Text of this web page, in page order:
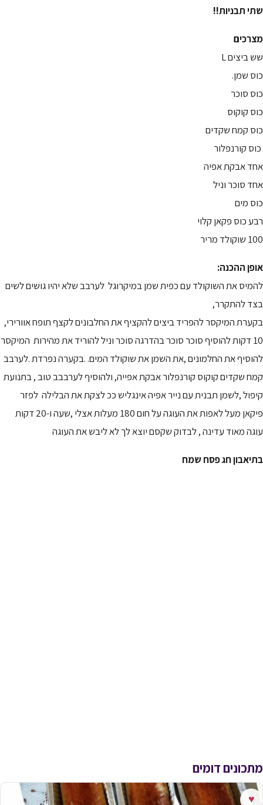
שתי תבניות!!
מצרכים
שש ביצים L
‏כוס שמן.
‏כוס סוכר
‏כוס קוקוס
‏כוס קמח שקדים
‏ ‏כוס ‏קורנפלור
‏אחד אבקת אפיה
‏אחד סוכר וניל
‏כוס מים
‏רבע כוס פקאן קלוי
100 ‏שוקולד מריר
‏אופן ההכנה:
‏להמיס את השוקולד‏ ‏עם כפית שמן‏ במיקרוגל ‏ לערבב‏ שלא יהיו גושים לשים
בצד ‏להתקרר,
‏בקערת המיקסר ‏להפריד ביצים להקציף את החלבונים ‏לקצף ‏תופח אוורירי,
‏10 דקות להוסיף סוכר סוכר ‏בהדרגה סוכר וניל להוריד את ‏מהירות ‏ ‏המיקסר
‏להוסיף את החלמונים ‏,את השמן את שוקולד המים. .בקערה נפרדת .לערבב
‏קמח שקדים קוקוס ‏קורנפלור אבקת אפייה, ‏ולהוסיף ‏לערבב‏ב טוב , ‏בתנועת
קיפול ,לשמן תבנית עם נייר אפיה אינגליש ככ ‏לצקת את הבלילה ‏ ‏לפזר
פיקאן מעל לאפות את העוגה על חום 180 מעלות ‏אצלי ,שעה ו-20 דקות
עוגה מאוד עדינה ,‏ ‏לבדוק שקסם יוצא ‏לך לא ליבש את העוגה
בתיאבון ‏חג פסח שמח
מתכונים דומים
♥